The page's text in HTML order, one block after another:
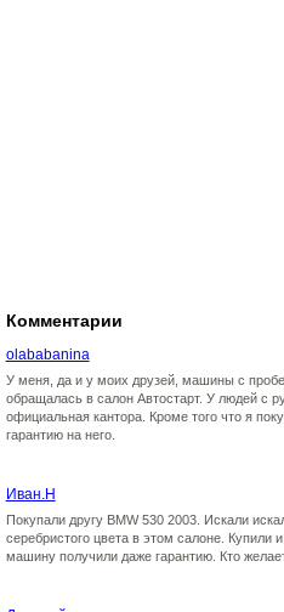
Комментарии
olababanina
У меня, да и у моих друзей, машины с
обращалась в салон Автостарт. У людей с
официальная кантора. Кроме того что я
гарантию на него.
Иван.Н
Покупали другу BMW 530 2003. Искали
серебристого цвета в этом салоне.
машину получили даже гарантию. Кто